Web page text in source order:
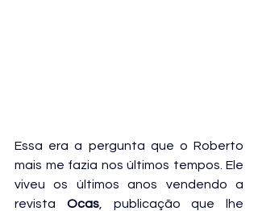
Essa era a pergunta que o Roberto
mais me fazia nos últimos tempos. Ele
viveu os últimos anos vendendo a
revista Ocas, publicação que lhe